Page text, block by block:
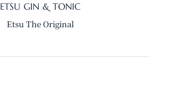
ETSU GIN & TONIC
Etsu The Original